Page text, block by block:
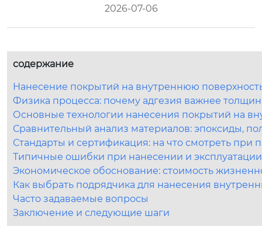
2026-07-06
содержание
Нанесение покрытий на внутреннюю
Физика процесса: почему адгезия важнее
Основные технологии нанесения покрытий на
Сравнительный анализ материалов: эпоксиды,
Стандарты и сертификация: на что смотреть при
Типичные ошибки при нанесении и
Экономическое обоснование: стоимость
Как выбрать подрядчика для нанесения
Часто задаваемые вопросы
Заключение и следующие шаги